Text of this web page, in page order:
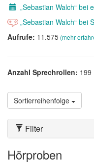
„Sebastian Walch“ bei
„Sebastian Walch“ bei
Aufrufe: 11.575(mehr
Anzahl Sprechrollen: 199
Sortierreihenfolge
Filter
Hörproben